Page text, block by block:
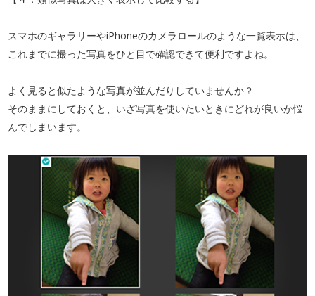
スマホのギャラリーやiPhoneのカメラロールのような一覧表示は、
これまでに撮った写真をひと目で確認できて便利ですよね。
よく見ると似たような写真が並んだりしていませんか？
そのままにしておくと、いざ写真を使いたいときにどれが良いか悩
んでしまいます。